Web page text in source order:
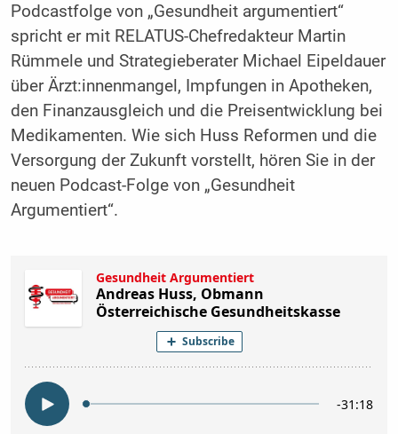
Podcastfolge von „Gesundheit argumentiert“
spricht er mit RELATUS-Chefredakteur Martin
Rümmele und Strategieberater Michael Eipeldauer
über Ärzt:innenmangel, Impfungen in Apotheken,
den Finanzausgleich und die Preisentwicklung bei
Medikamenten. Wie sich Huss Reformen und die
Versorgung der Zukunft vorstellt, hören Sie in der
neuen Podcast-Folge von „Gesundheit
Argumentiert“.